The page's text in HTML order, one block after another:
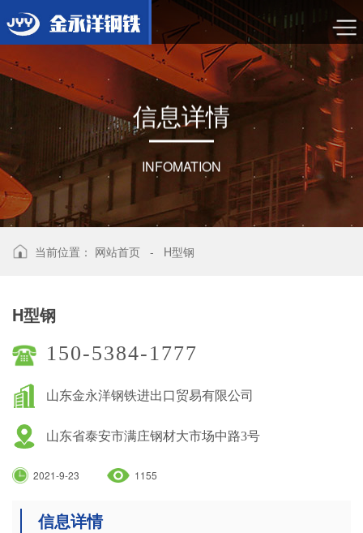
信息详情
INFOMATION
当前位置： 网站首页 - H型钢
H型钢
150-5384-1777
山东金永洋钢铁进出口贸易有限公司
山东省泰安市满庄钢材大市场中路3号
2021-9-23 1155
信息详情